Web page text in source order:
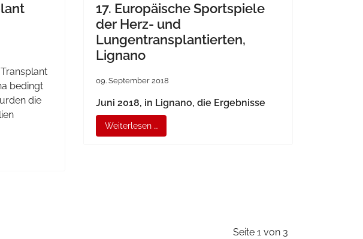
bedingt
die
17. Europäische Sportspiele
der Herz- und
Lungentransplantierten,
Lignano
09. September 2018
Juni 2018, in Lignano, die Ergebnisse
Weiterlesen …
Seite 1 von 3